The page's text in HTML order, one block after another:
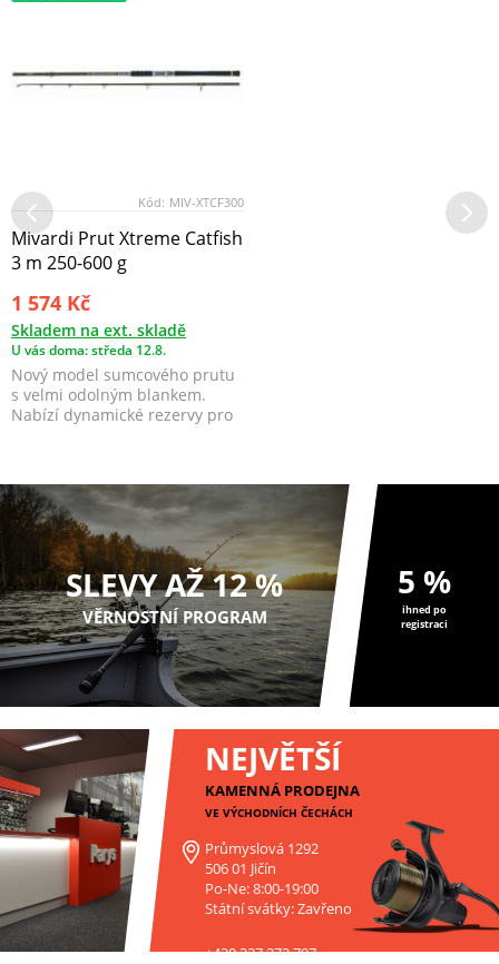
Kód: MIV-XTCF300
Mivardi Prut Xtreme Catfish
3 m 250-600 g
1 574 Kč
Skladem na ext. skladě
U vás doma: středa 12.8.
Nový model sumcového prutu
s velmi odolným blankem.
Nabízí dynamické rezervy pro
SLEVY AŽ 12 %
VĚRNOSTNÍ PROGRAM
5 %
ihned po
registraci
NEJVĚTŠÍ
KAMENNÁ PRODEJNA
VE VÝCHODNÍCH ČECHÁCH
Průmyslová 1292
506 01 Jičín
Po-Ne: 8:00-19:00
Státní svátky: Zavřeno
+420 227 272 797